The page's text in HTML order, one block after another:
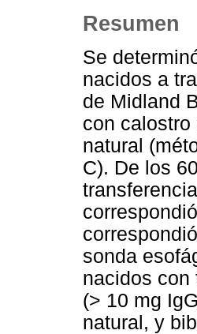
Resumen
Se
nacidos a
de Midland
con
natural
C). De los
sonda
nacidos con
(> 10 mg
natural, y